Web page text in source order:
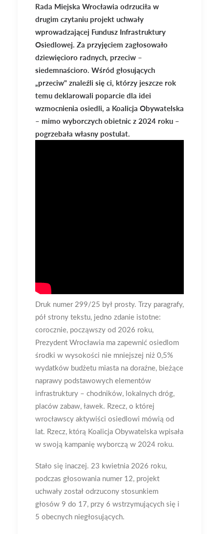
Rada Miejska Wrocławia odrzuciła w
drugim czytaniu projekt uchwały
wprowadzającej Fundusz Infrastruktury
Osiedlowej. Za przyjęciem zagłosowało
dziewięcioro radnych, przeciw –
siedemnaścioro. Wśród głosujących
„przeciw" znaleźli się ci, którzy jeszcze rok
temu deklarowali poparcie dla idei
wzmocnienia osiedli, a Koalicja Obywatelska
– mimo wyborczych obietnic z 2024 roku –
pogrzebała własny postulat.
Druk numer 299/25 był prosty. Trzy paragrafy,
pół strony tekstu, jedno zdanie istotne:
corocznie, począwszy od 2026 roku,
Prezydent Wrocławia ma zapewnić osiedlom
środki w wysokości nie mniejszej niż 0,5%
wydatków budżetu miasta na doraźne, bieżące
naprawy podstawowych elementów
infrastruktury – chodników, lokalnych dróg,
placów zabaw, ławek. Rzecz, o której
wrocławscy aktywiści osiedlowi mówią od
lat. Rzecz, którą Koalicja Obywatelska wpisała
w swoją kampanię wyborczą w 2024 roku.
Stało się inaczej. 23 kwietnia 2026 roku,
podczas głosowania numer 12, projekt
uchwały został odrzucony stosunkiem
głosów 9 do 17, przy 6 wstrzymujących się i
5 obecnych niegłosujących.